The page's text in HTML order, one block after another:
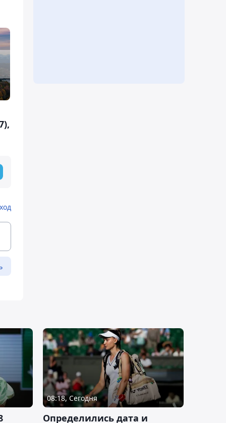
08:18, Сегодня
Определились дата и